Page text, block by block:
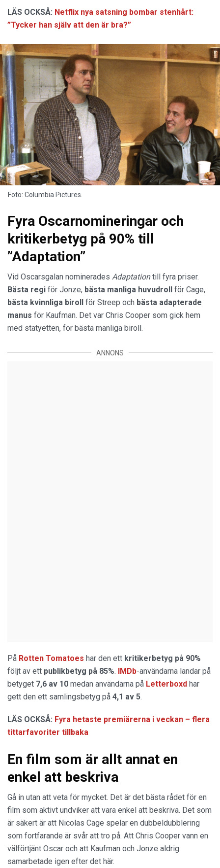
LÄS OCKSÅ: Netflix nya satsning bombar stenhårt:
”Tycker han själv att den är bra?”
Foto: Columbia Pictures.
Fyra Oscarnomineringar och
kritikerbetyg på 90% till
”Adaptation”
Vid Oscarsgalan nominerades Adaptationtill fyra priser.
Bästa regi för Jonze, bästa manliga huvudroll för Cage,
bästa kvinnliga biroll för Streep och bästa adapterade
manus för Kaufman. Det var Chris Cooper som gick hem
med statyetten, för bästa manliga biroll.
ANNONS
På Rotten Tomatoes har den ett kritikerbetyg på 90%
följt av ett publikbetyg på 85%. IMDb-användarna landar på
betyget 7,6 av 10 medan användarna på Letterboxd har
gett den ett samlingsbetyg på 4,1 av 5.
LÄS OCKSÅ: Fyra hetaste premiärerna i veckan – flera
tittarfavoriter tillbaka
En film som är allt annat en
enkel att beskriva
Gå in utan att veta för mycket. Det är det bästa rådet för en
film som aktivt undviker att vara enkel att beskriva. Det som
är säkert är att Nicolas Cage spelar en dubbeldubblering
som fortfarande är svår att tro på. Att Chris Cooper vann en
välförtjänt Oscar och att Kaufman och Jonze aldrig
samarbetade igen efter det här.